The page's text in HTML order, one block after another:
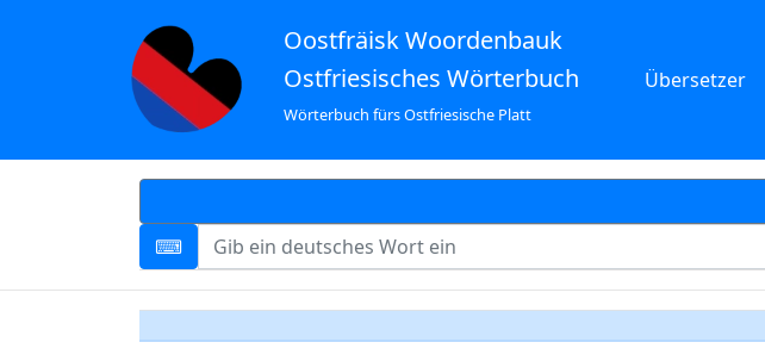
Oostfräisk Woordenbauk
Ostfriesisches Wörterbuch
Wörterbuch fürs Ostfriesische Platt
Übersetzer